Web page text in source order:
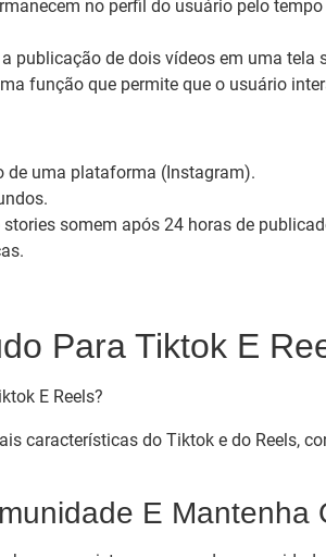
no perfil do usuário pelo tempo
publicação de dois vídeos em uma tela
função que permite que o usuário
de uma plataforma (Instagram).
somem após 24 horas de
Para Tiktok E
características do Tiktok e do Reels,
E Mantenha